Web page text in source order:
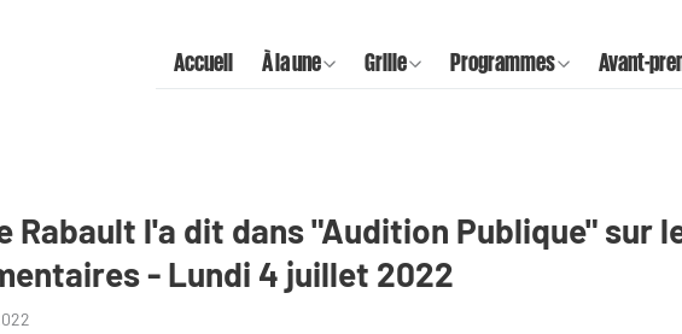
Accueil À la une Grille Programmes Avant-
Rabault l'a dit dans "Audition Publique" sur
- Lundi 4 juillet 2022